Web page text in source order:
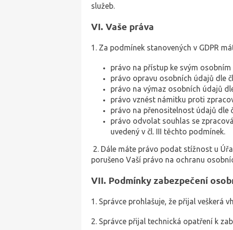
služeb.
VI. Vaše práva
1. Za podmínek stanovených v GDPR
právo na přístup ke svým osobním
právo opravu osobních údajů dle
právo na výmaz osobních údajů
právo vznést námitku proti
právo na přenositelnost údajů dle
právo odvolat souhlas se
uvedený v čl. III těchto podmínek.
2. Dále máte právo podat stížnost u
porušeno Vaší právo na ochranu
VII. Podmínky zabezpečení
1. Správce prohlašuje, že přijal veškerá
2. Správce přijal technická opatření k